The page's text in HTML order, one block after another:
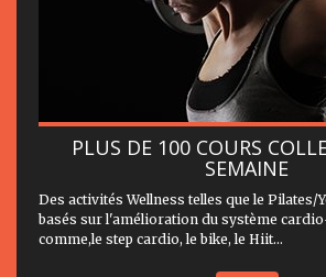
PLUS DE 100 COURS
SEMAINE
Des activités Wellness telles que le Pilates/
basés sur l'amélioration du système
comme,le step cardio, le bike, le Hiit...